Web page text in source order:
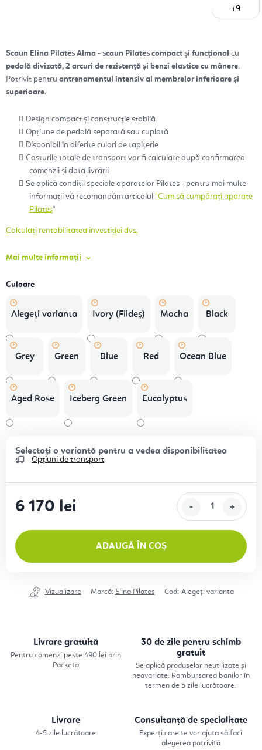
Scaun Elina Pilates Alma - scaun Pilates compact și funcțional cu
pedală divizată, 2 arcuri de rezistență și benzi elastice cu mânere.
Potrivit pentru antrenamentul intensiv al membrelor inferioare și
superioare.
Design compact și construcție stabilă
Opțiune de pedală separată sau cuplată
Disponibil în diferite culori de tapițerie
Costurile totale de transport vor fi calculate după confirmarea
comenzii și data livrării
Se aplică condiții speciale aparatelor Pilates - pentru mai multe
informații vă recomandăm articolul "Cum să cumpărați aparate
Pilates"
Calculați rentabilitatea investiției dvs.
Mai multe informații
Culoare
Alegeţi varianta Ivory (Fildeș) Mocha Black
Grey Green Blue Red Ocean Blue
Aged Rose Iceberg Green Eucalyptus
Opțiuni de transport
6 170 lei
ADAUGĂ ÎN COȘ
Vizualizare Marcă: Elina Pilates Cod: Alegeţi varianta
+9
Livrare gratuită
Pentru comenzi peste 490 lei prin
Packeta
30 de zile pentru schimb
gratuit
Se aplică produselor neutilizate și
neavariate. Rambursarea banilor în
termen de 5 zile lucrătoare.
Livrare
4-5 zile lucrătoare
Consultanță de specialitate
Experți care te vor ajuta să faci
alegerea potrivită